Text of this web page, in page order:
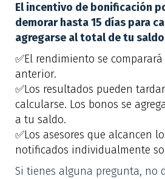
El incentivo de bonificación
demorar hasta 15 días para
agregarse al total de tu
✅El rendimiento se
anterior.
✅Los resultados pueden
calcularse. Los bonos se
a tu saldo.
✅Los asesores que alcancen
notificados individualmente
Si tienes alguna pregunta, no